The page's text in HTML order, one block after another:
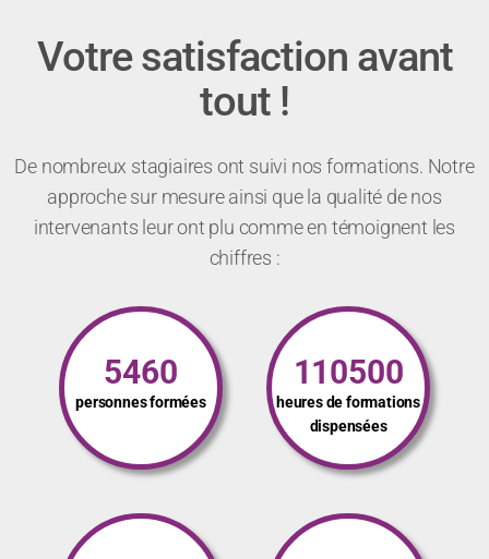
Votre satisfaction avant
tout !
De nombreux stagiaires ont suivi nos formations. Notre
approche sur mesure ainsi que la qualité de nos
intervenants leur ont plu comme en témoignent les
chiffres :
5460
personnes formées
110500
heures de formations
dispensées